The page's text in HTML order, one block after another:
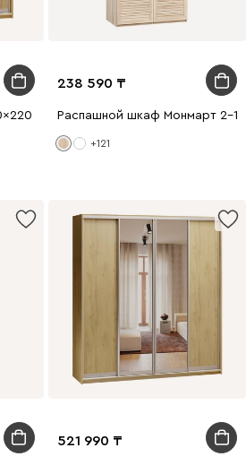
Дуб Золотистый 1 зеркало
238 590
Распашной шкаф Монмарт 2-
+121
521 990